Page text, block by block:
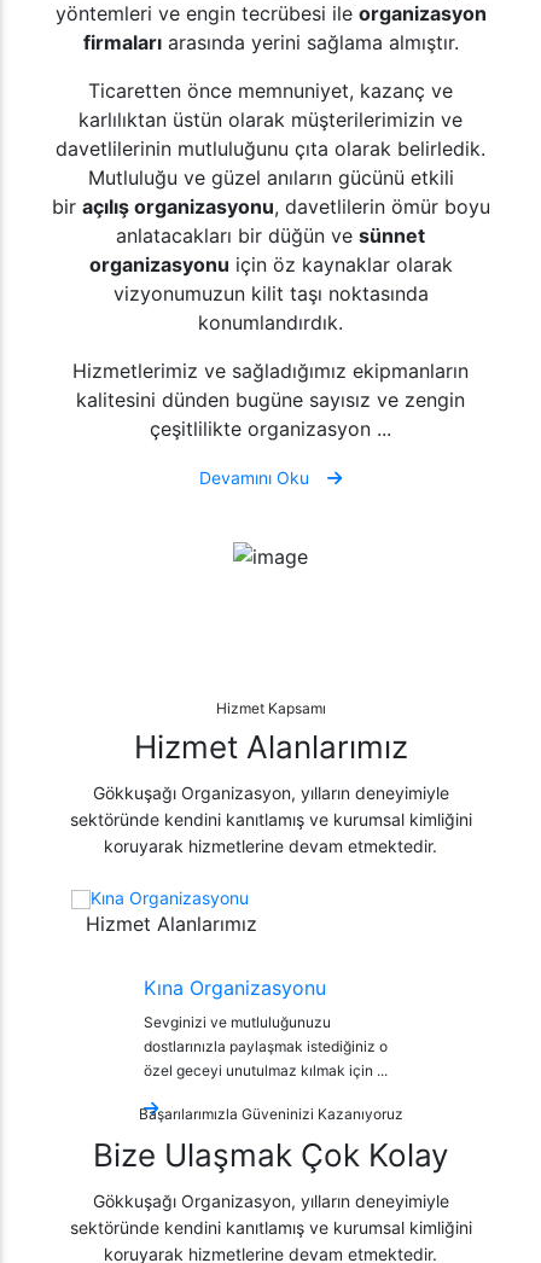
yöntemleri ve engin tecrübesi ile organizasyon
firmalarıarasında yerini sağlama almıştır.
Ticaretten önce memnuniyet, kazanç ve
karlılıktan üstün olarak müşterilerimizin ve
davetlilerinin mutluluğunu çıta olarak belirledik.
Mutluluğu ve güzel anıların gücünü etkili
bir açılış organizasyonu, davetlilerin ömür boyu
anlatacakları bir düğün ve sünnet
organizasyonu için öz kaynaklar olarak
vizyonumuzun kilit taşı noktasında
konumlandırdık.
Hizmetlerimiz ve sağladığımız ekipmanların
kalitesini dünden bugüne sayısız ve zengin
çeşitlilikte organizasyon ...
Devamını Oku
Hizmet Kapsamı
Hizmet Alanlarımız
Gökkuşağı Organizasyon, yılların deneyimiyle
sektöründe kendini kanıtlamış ve kurumsal kimliğini
koruyarak hizmetlerine devam etmektedir.
Hizmet Alanlarımız
Kına Organizasyonu
Sevginizi ve mutluluğunuzu
dostlarınızla paylaşmak istediğiniz o
özel geceyi unutulmaz kılmak için ...
Başarılarımızla Güveninizi Kazanıyoruz
Bize Ulaşmak Çok Kolay
Gökkuşağı Organizasyon, yılların deneyimiyle
sektöründe kendini kanıtlamış ve kurumsal kimliğini
koruyarak hizmetlerine devam etmektedir.